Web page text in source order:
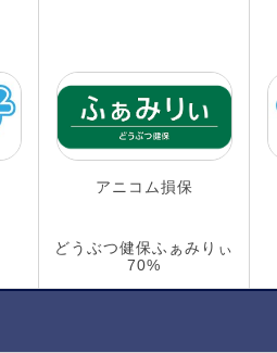
アニコム損保
どうぶつ健保ふぁみりぃ
70%